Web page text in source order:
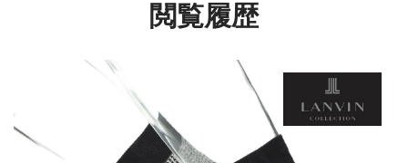
閲覧履歴